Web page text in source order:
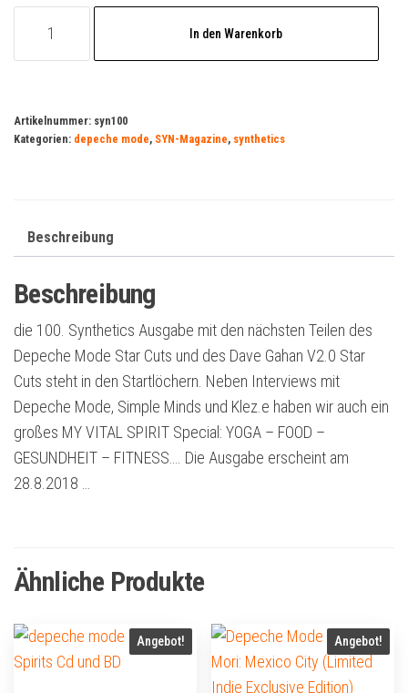
In den Warenkorb
Artikelnummer: syn100
Kategorien: depeche mode, SYN-Magazine, synthetics
Beschreibung
Beschreibung
die 100. Synthetics Ausgabe mit den nächsten Teilen des
Depeche Mode Star Cuts und des Dave Gahan V2.0 Star
Cuts steht in den Startlöchern. Neben Interviews mit
Depeche Mode, Simple Minds und Klez.e haben wir auch ein
großes MY VITAL SPIRIT Special: YOGA – FOOD –
GESUNDHEIT – FITNESS…. Die Ausgabe erscheint am
28.8.2018 …
Ähnliche Produkte
Angebot! Angebot!